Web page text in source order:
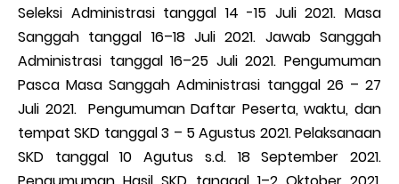
Seleksi Administrasi tanggal 14 -15 Juli 2021. Masa
Sanggah tanggal 16–18 Juli 2021. Jawab Sanggah
Administrasi tanggal 16–25 Juli 2021. Pengumuman
Pasca Masa Sanggah Administrasi tanggal 26 – 27
Juli 2021. Pengumuman Daftar Peserta, waktu, dan
tempat SKD tanggal 3 – 5 Agustus 2021. Pelaksanaan
SKD tanggal 10 Agutus s.d. 18 September 2021.